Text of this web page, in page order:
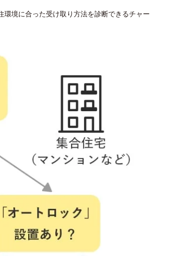
境に合った受け取り方法を診断できるチャー